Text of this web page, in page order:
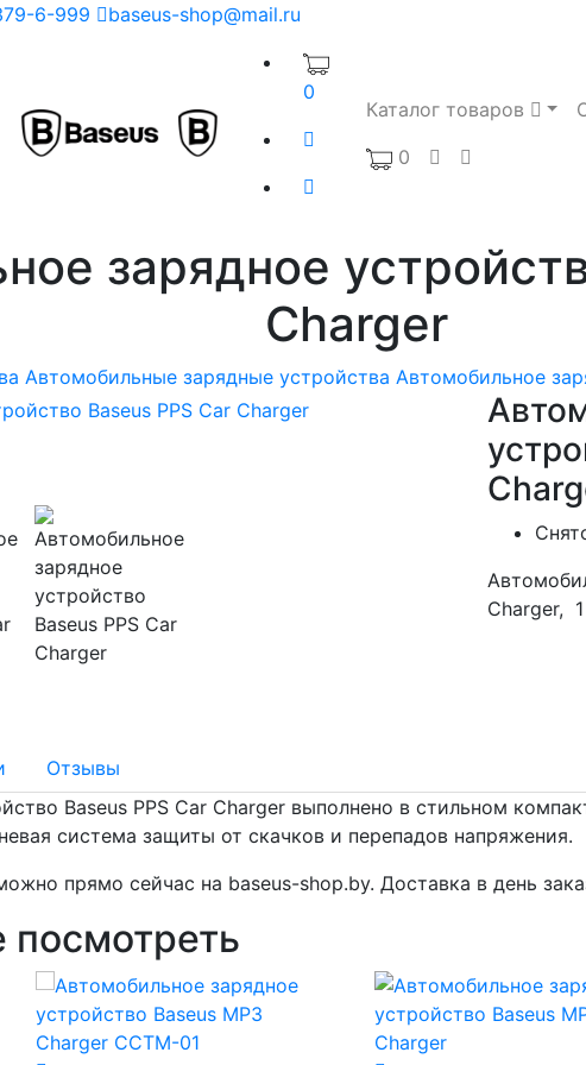
6-999 baseus-shop@mail.ru
0
Каталог товаров
0
зарядное
Charger
Автомобильные зарядные устройства Автомобильное
Charger,
Отзывы
Baseus PPS Car Charger выполнено в стильном
система защиты от скачков и перепадов напряжения.
прямо сейчас на baseus-shop.by. Доставка в день